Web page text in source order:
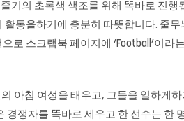
기의 초록색 색조를 위해 똑바로 진행
동을하기에 충분히 따뜻합니다. 줄무
스크랩북 페이지에 ‘Football’이라는
아침 여성을 태우고, 그들을 일하게하
쟁자를 똑바로 세우고 한 선수는 한